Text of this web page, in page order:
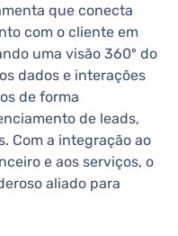
que conecta
com o cliente em
uma visão 360º do
dados e interações
de forma
de leads,
Com a integração ao
e aos serviços, o
aliado para